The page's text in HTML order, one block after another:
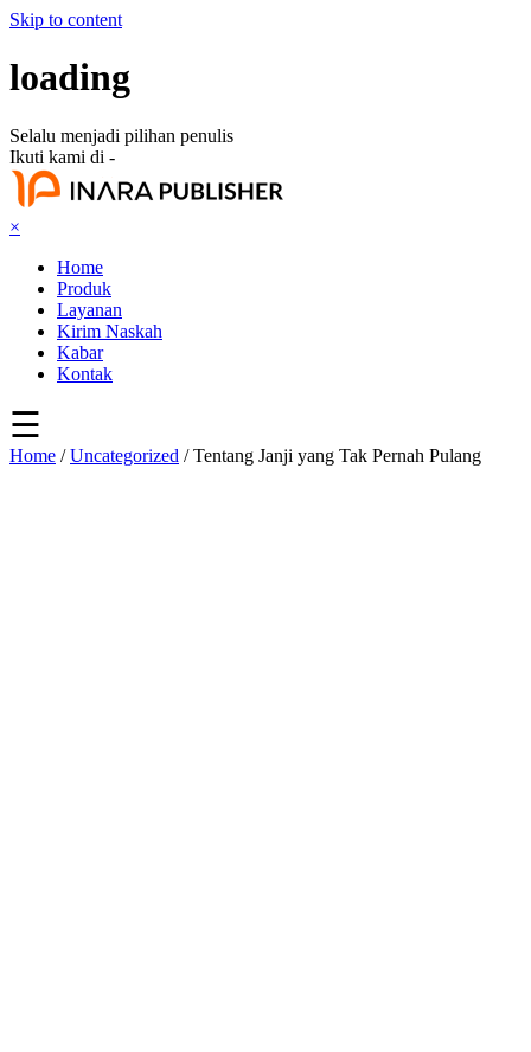
Skip to content
loading
Selalu menjadi pilihan penulis
Ikuti kami di -
×
Home
Produk
Layanan
Kirim Naskah
Kabar
Kontak
☰
Home /Uncategorized / Tentang Janji yang Tak Pernah Pulang